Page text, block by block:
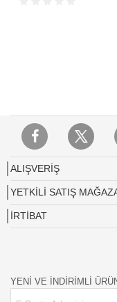
ALIŞVERİŞ
YETKİLİ SATIŞ
İRTİBAT
YENİ VE İNDİRİMLİ